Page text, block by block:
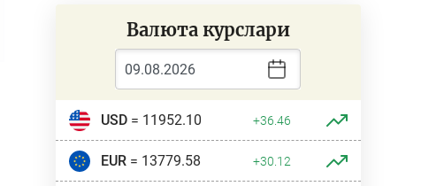
Валюта курслари
USD= 11952.10 +36.46
EUR= 13779.58 +30.12